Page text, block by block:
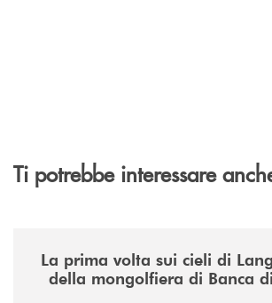
Ti potrebbe interessare
La prima volta sui cieli di
della mongolfiera di Banca